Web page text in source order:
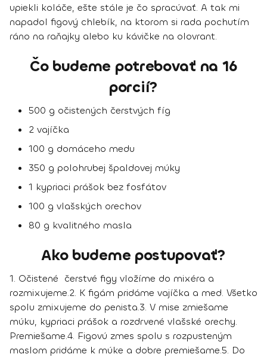
upiekli koláče, ešte stále je čo spracúvať. A tak mi
napadol figový chlebík, na ktorom si rada pochutím
ráno na raňajky alebo ku kávičke na olovrant.
Čo budeme potrebovať na 16
porcií?
500 g očistených čerstvých fíg
2 vajíčka
100 g domáceho medu
350 g polohrubej špaldovej múky
1 kypriaci prášok bez fosfátov
100 g vlašských orechov
80 g kvalitného masla
Ako budeme postupovať?
1. Očistené čerstvé figy vložíme do mixéra a
rozmixujeme.2. K figám pridáme vajíčka a med. Všetko
spolu zmixujeme do penista.3. V mise zmiešame
múku, kypriaci prášok a rozdrvené vlašské orechy.
Premiešame.4. Figovú zmes spolu s rozpusteným
maslom pridáme k múke a dobre premiešame.5. Do